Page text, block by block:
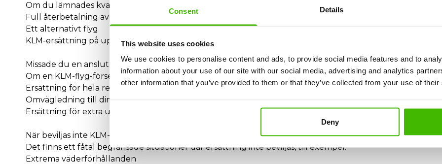
Consent Details
This website uses cookies
We use cookies to personalise content and ads, to provide social media features and to
information about your use of our site with our social media, advertising and analytics
other information that you’ve provided to them or that they’ve collected from your use of
Deny
Om du lämnades kvar på marken på grund av KLM:s överokning har du laglig rätt till:
Full återbetalning av din biljett
Ett alternativt flyg
KLM-ersättning på upp till 600 €
Missade du en anslutning på grund av KLM-försening?
Om en KLM-flyg-försening fick dig att missa ditt anslutningsflyg kan du kräva:
Ersättning för hela resan
Omvägledning till din slutdestination
Ersättning för extra utgifter (logi, måltider, transport)
När beviljas inte KLM-ersättning?
Det finns ett fåtal begränsade situationer där ersättning inte beviljas, till exempel:
Extrema väderförhållanden